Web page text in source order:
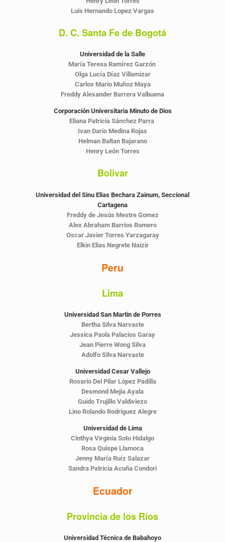
Luis Hernando Lopez Vargas
D. C. Santa Fe de Bogotá
Universidad de la Salle
María Teresa Ramírez Garzón
Olga Lucía Díaz Villamizar
Carlos Mario Muñoz Maya
Freddy Alexander Barrera Valbuena
Corporación Universitaria Minuto de Dios
Eliana Patricia Sánchez Parra
Ivan Dario Medina Rojas
Helman Baltan Bajarano
Henry León Torres
Bolivar
Universidad del Sinu Elias Bechara Zainum, Seccional
Cartagena
Freddy de Jesús Mestre Gomez
Alex Abraham Barrios Romero
Oscar Javier Torres Yarzagaray
Elkin Elias Negrete Naizir
Peru
Lima
Universidad San Martin de Porres
Bertha Silva Narvaste
Jessica Paola Palacios Garay
Jean Pierre Wong Silva
Adolfo Silva Narvaste
Universidad Cesar Vallejo
Rosario Del Pilar López Padilla
Desmond Mejia Ayala
Guido Trujillo Valdiviezo
Lino Rolando Rodriguez Alegre
Universidad de Lima
Cinthya Virginia Soto Hidalgo
Rosa Quispe Llamoca
Jenny María Ruíz Salazar
Sandra Patricia Acuña Condori
Ecuador
Provincia de los Ríos
Universidad Técnica de Babahoyo